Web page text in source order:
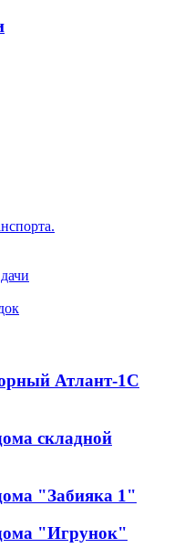
Атлант-1С
складной
"Забияка 1"
"Игрунок"